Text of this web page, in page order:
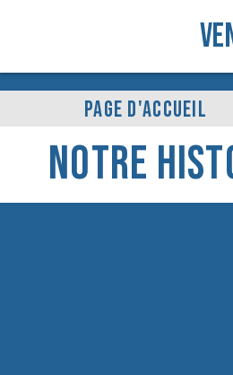
PAGE D'ACCUEIL
Notre